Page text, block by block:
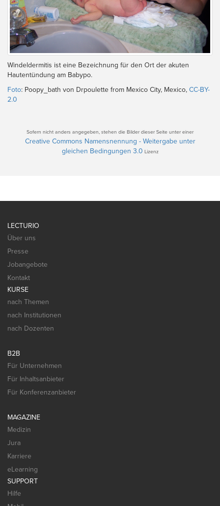
Windeldermitis ist eine Bezeichnung für den Ort der akuten
Hautentündung am Babypo.
Foto: Poopy_bath von Drpoulette from Mexico City, Mexico, CC-BY-
2.0
Sofern nicht anders angegeben, stehen die Bilder dieser Seite unter einer
Creative Commons Namensnennung - Weitergabe unter
gleichen Bedingungen 3.0 Lizenz
LECTURIO
Über uns
Presse
Jobangebote
Kontakt
KURSE
nach Themen
nach Institutionen
nach Dozenten
B2B
Für Unternehmen
Für Inhaltsanbieter
Für Konferenzanbieter
MAGAZINE
Medizin
Jura
Karriere
eLearning
SUPPORT
Hilfe